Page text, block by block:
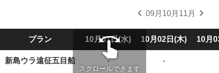
chevron_left 09月 10月 11月 chevron_right
プラン 10月01日(水) 10月02日(木) 10月
新島ウラ遠征五目船 - -
swipe
スクロールできます